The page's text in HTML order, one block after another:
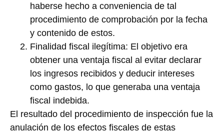
haberse hecho a conveniencia de tal
procedimiento de comprobación por la fecha
y contenido de estos.
Finalidad fiscal ilegítima: El objetivo era
obtener una ventaja fiscal al evitar declarar
los ingresos recibidos y deducir intereses
como gastos, lo que generaba una ventaja
fiscal indebida.
El resultado del procedimiento de inspección fue la
anulación de los efectos fiscales de estas